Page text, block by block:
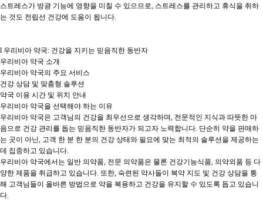
스트레스가 방광 기능에 영향을 미칠 수 있으므로, 스트레스를 관리하고 휴식을 취하
는 것도 전립선 건강에 도움이 됩니다.
l 우리비아 약국: 건강을 지키는 믿음직한 동반자
우리비아 약국 소개
우리비아 약국의 주요 서비스
건강 상담 및 맞춤형 솔루션
약국 이용 시간 및 위치 안내
우리비아 약국을 선택해야 하는 이유
우리비아 약국은 고객님의 건강을 최우선으로 생각하며, 전문적인 지식과 따뜻한 마
음으로 건강 관리를 돕는 믿음직한 동반자가 되고자 노력합니다. 단순히 약을 판매하
는 곳이 아닌, 고객 한 분 한 분의 건강 상태와 필요에 맞는 최적의 솔루션을 제공하는
데 집중하고 있습니다.
우리비아 약국에서는 일반 의약품, 전문 의약품은 물론 건강기능식품, 의약외품 등 다
양한 제품을 취급하고 있습니다. 또한, 숙련된 약사들이 복약 지도 및 건강 상담을 통
해 고객님들이 올바른 방법으로 약을 복용하고 건강을 유지할 수 있도록 돕고 있습니
다.